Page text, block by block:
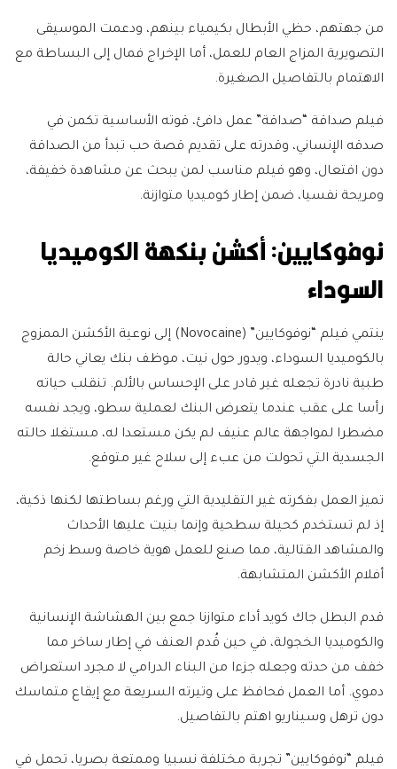
من جهتهم، حظي الأبطال بكيمياء بينهم، ودعمت الموسيقى
التصويرية المزاج العام للعمل، أما الإخراج فمال إلى البساطة مع
الاهتمام بالتفاصيل الصغيرة.
فيلم صداقة “صداقة” عمل دافئ، قوته الأساسية تكمن في
صدقه الإنساني، وقدرته على تقديم قصة حب تبدأ من الصداقة
دون افتعال، وهو فيلم مناسب لمن يبحث عن مشاهدة خفيفة،
ومريحة نفسيا، ضمن إطار كوميديا متوازنة.
نوفوكايين: أكشن بنكهة الكوميديا
السوداء
ينتمي فيلم “نوفوكايين” (Novocaine) إلى نوعية الأكشن الممزوج
بالكوميديا السوداء، ويدور حول نيت، موظف بنك يعاني حالة
طبية نادرة تجعله غير قادر على الإحساس بالألم. تنقلب حياته
رأسا على عقب عندما يتعرض البنك لعملية سطو، ويجد نفسه
مضطرا لمواجهة عالم عنيف لم يكن مستعدا له، مستغلا حالته
الجسدية التي تحولت من عبء إلى سلاح غير متوقع.
تميز العمل بفكرته غير التقليدية التي ورغم بساطتها لكنها ذكية،
إذ لم تستخدم كحيلة سطحية وإنما بنيت عليها الأحداث
والمشاهد القتالية، مما صنع للعمل هوية خاصة وسط زخم
أفلام الأكشن المتشابهة.
قدم البطل جاك كويد أداء متوازنا جمع بين الهشاشة الإنسانية
والكوميديا الخجولة، في حين قُدم العنف في إطار ساخر مما
خفف من حدته وجعله جزءا من البناء الدرامي لا مجرد استعراض
دموي. أما العمل فحافظ على وتيرته السريعة مع إيقاع متماسك
دون ترهل وسيناريو اهتم بالتفاصيل.
فيلم “نوفوكايين” تجربة مختلفة نسبيا وممتعة بصريا، تحمل في